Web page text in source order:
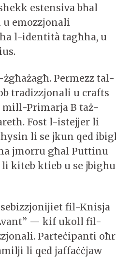
estensiva bħal
emozzjonali
l-identità tagħha, u
Permezz tal-
tradizzjonali u crafts
mill-Primarja B taż-
Fost l-istejjer li
li se jkun qed
jmorru għal Puttinu
li kiteb ktieb u se jbigħu
fil-Knisja
— kif ukoll fil-
Parteċipanti
li qed jaffaċċjaw